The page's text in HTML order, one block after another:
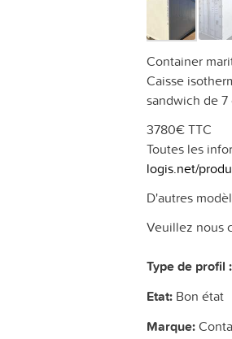
Container
Caisse
sandwich de 7
3780€ TTC
Toutes les
logis.net/
D'autres
Veuillez nous
Type de profil :
Etat: Bon état
Marque: